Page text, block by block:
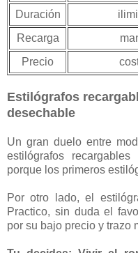
Duración
Recarga
Precio
Estilógrafos
desechable
Un gran duelo entre
estilógrafos
porque los primeros
Por otro lado, el
Practico, sin duda el
por su bajo precio y trazo